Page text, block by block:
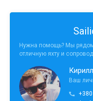
Нужна помощь? Мы
отличную яхту и
Кирилл
Ваш